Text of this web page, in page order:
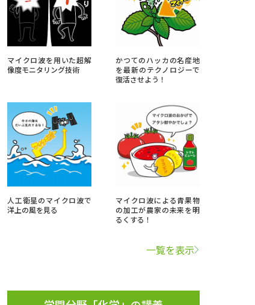
探す
資料検索
ちガイド
マイクロ波を用いた超解
像度モニタリング技術
かつてのハッカの名産地
を最新のテクノロジーで
復活させよう！
人工衛星のマイクロ波で
洋上の風を見る
マイクロ波による青果物
の加工が農家の未来を明
るくする！
一覧を表示